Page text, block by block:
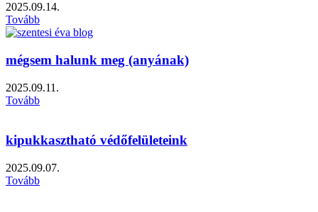
2025.09.14.
Tovább
mégsem halunk meg (anyának)
2025.09.11.
Tovább
kipukkasztható védőfelületeink
2025.09.07.
Tovább